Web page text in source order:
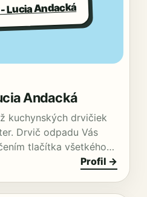
Lucia Andacká
Andacká
kuchynských drvičiek
Drvič odpadu Vás
tlačítka všetkého…
Profil →